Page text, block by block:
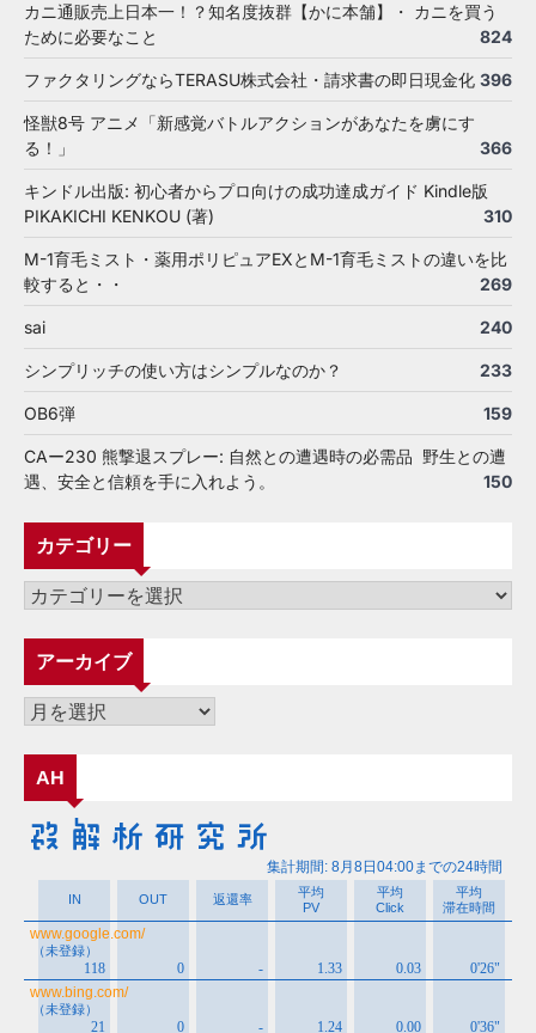
カニ通販売上日本一！？知名度抜群【かに本舗】・ カニを買う
ために必要なこと
824
ファクタリングならTERASU株式会社・請求書の即日現金化 396
怪獣8号 アニメ「新感覚バトルアクションがあなたを虜にす
る！」
366
キンドル出版: 初心者からプロ向けの成功達成ガイド Kindle版
PIKAKICHI KENKOU (著)
310
M-1育毛ミスト・薬用ポリピュアEXとM-1育毛ミストの違いを比
較すると・・
269
sai 240
シンプリッチの使い方はシンプルなのか？ 233
OB6弾 159
CAー230 熊撃退スプレー: 自然との遭遇時の必需品 野生との遭
遇、安全と信頼を手に入れよう。
150
カテゴリー
カ
ゴ
リ
ー
アーカイブ
ア
カ
イ
ブ
AH